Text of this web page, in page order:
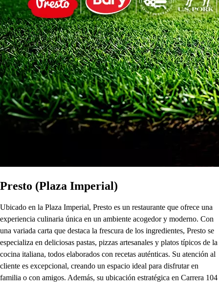
Presto (Plaza Imperial)
Ubicado en la Plaza Imperial, Presto es un restaurante que ofrece una
experiencia culinaria única en un ambiente acogedor y moderno. Con
una variada carta que destaca la frescura de los ingredientes, Presto se
especializa en deliciosas pastas, pizzas artesanales y platos típicos de la
cocina italiana, todos elaborados con recetas auténticas. Su atención al
cliente es excepcional, creando un espacio ideal para disfrutar en
familia o con amigos. Además, su ubicación estratégica en Carrera 104